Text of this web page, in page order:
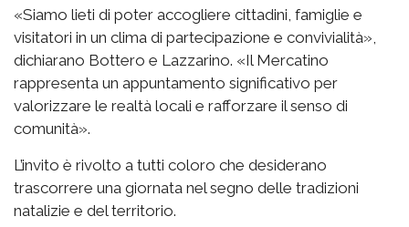
«Siamo lieti di poter accogliere cittadini, famiglie e
visitatori in un clima di partecipazione e convivialità»,
dichiarano Bottero e Lazzarino. «Il Mercatino
rappresenta un appuntamento significativo per
valorizzare le realtà locali e rafforzare il senso di
comunità».
L’invito è rivolto a tutti coloro che desiderano
trascorrere una giornata nel segno delle tradizioni
natalizie e del territorio.